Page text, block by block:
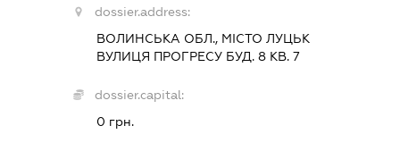
dossier.address:
ВОЛИНСЬКА ОБЛ., МІСТО ЛУЦЬК
ВУЛИЦЯ ПРОГРЕСУ БУД. 8 КВ. 7
dossier.capital:
0 грн.